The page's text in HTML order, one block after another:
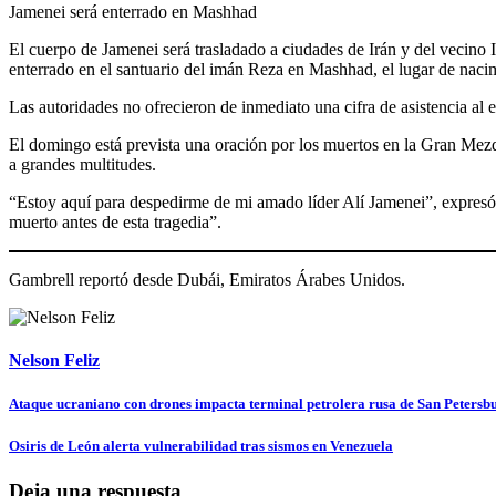
Jamenei será enterrado en Mashhad
El cuerpo de Jamenei será trasladado a ciudades de Irán y del
enterrado en el santuario del imán Reza en Mashhad, el lugar de
Las autoridades no ofrecieron de inmediato una cifra de asistencia
El domingo está prevista una oración por los muertos en la Gran
a grandes multitudes.
“Estoy aquí para despedirme de mi amado líder Alí Jamenei”,
muerto antes de esta tragedia”.
Gambrell reportó desde Dubái, Emiratos Árabes Unidos.
Nelson Feliz
Navegación
de
Ataque ucraniano con drones impacta terminal petrolera rusa de San
Osiris de León alerta vulnerabilidad tras sismos en Venezuela